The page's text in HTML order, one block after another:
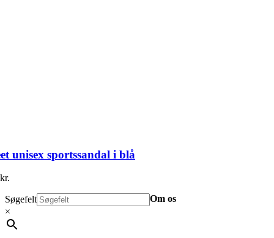
unisex sportssandal i blå
kr.
Søgefelt
×
Om os